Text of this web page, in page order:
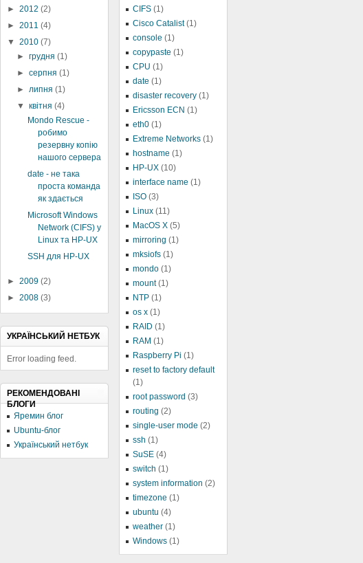
CIFS (1)
Cisco Catalist (1)
console (1)
copypaste (1)
CPU (1)
date (1)
disaster recovery (1)
Ericsson ECN (1)
eth0 (1)
Extreme Networks (1)
hostname (1)
HP-UX (10)
interface name (1)
ISO (3)
Linux (11)
MacOS X (5)
mirroring (1)
mksiofs (1)
mondo (1)
mount (1)
NTP (1)
os x (1)
RAID (1)
RAM (1)
Raspberry Pi (1)
reset to factory default
(1)
root password (3)
routing (2)
single-user mode (2)
ssh (1)
SuSE (4)
switch (1)
system information (2)
timezone (1)
ubuntu (4)
weather (1)
Windows (1)
► 2012 (2)
► 2011 (4)
▼ 2010 (7)
►грудня(1)
►серпня(1)
►липня(1)
▼квітня(4)
Mondo Rescue -
робимо
резервну копію
нашого сервера
date - не така
проста команда
як здається
Microsoft Windows
Network (CIFS) у
Linux та HP-UX
SSH для HP-UX
► 2009 (2)
► 2008 (3)
УКРАЇНСЬКИЙ НЕТБУК
Error loading feed.
РЕКОМЕНДОВАНІ
БЛОГИ
Яремин блог
Ubuntu-блог
Український нетбук